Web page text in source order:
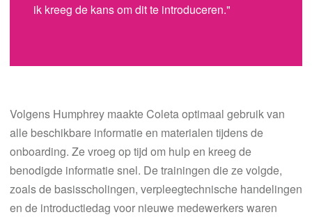
ik kreeg de kans om dit te introduceren."
Volgens Humphrey maakte Coleta optimaal gebruik van
alle beschikbare informatie en materialen tijdens de
onboarding. Ze vroeg op tijd om hulp en kreeg de
benodigde informatie snel. De trainingen die ze volgde,
zoals de basisscholingen, verpleegtechnische handelingen
en de introductiedag voor nieuwe medewerkers waren